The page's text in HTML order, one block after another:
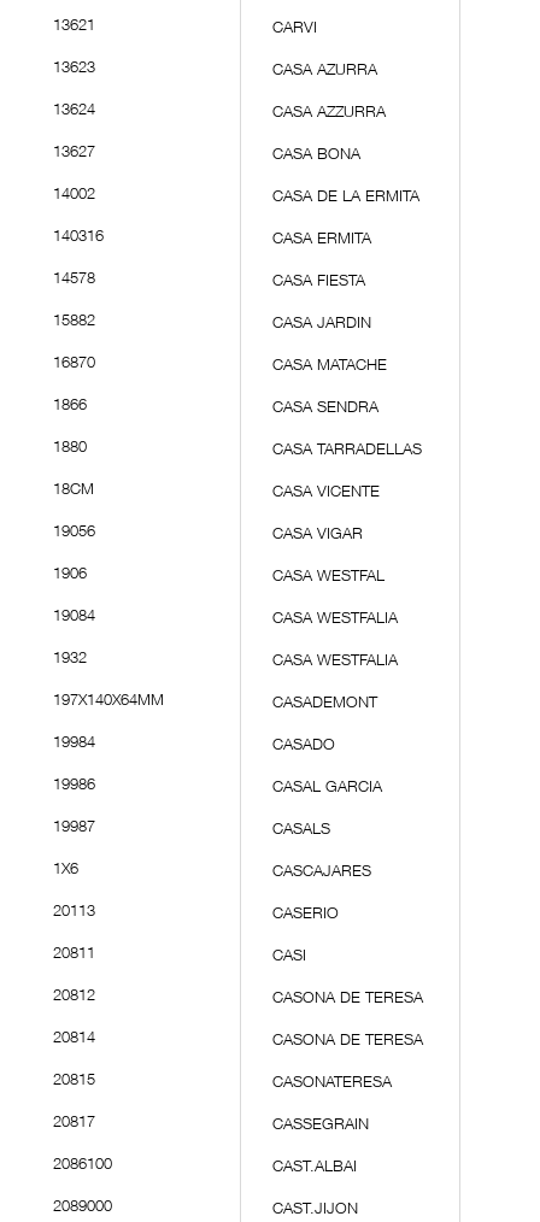
13621
13623
13624
13627
14002
140316
14578
15882
16870
1866
1880
18CM
19056
1906
19084
1932
197X140X64MM
19984
19986
19987
1X6
20113
20811
20812
20814
20815
20817
2086100
2089000
CARVI
CASA AZURRA
CASA AZZURRA
CASA BONA
CASA DE LA ERMITA
CASA ERMITA
CASA FIESTA
CASA JARDIN
CASA MATACHE
CASA SENDRA
CASA TARRADELLAS
CASA VICENTE
CASA VIGAR
CASA WESTFAL
CASA WESTFALIA
CASA WESTFALIA
CASADEMONT
CASADO
CASAL GARCIA
CASALS
CASCAJARES
CASERIO
CASI
CASONA DE TERESA
CASONA DE TERESA
CASONATERESA
CASSEGRAIN
CAST.ALBAI
CAST.JIJON